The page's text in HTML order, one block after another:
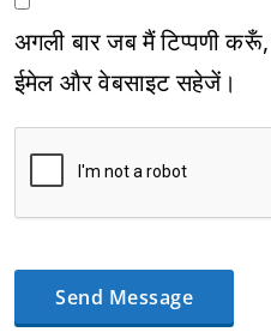
अगली बार जब मैं टिप्पणी
ईमेल और वेबसाइट सहेजें।